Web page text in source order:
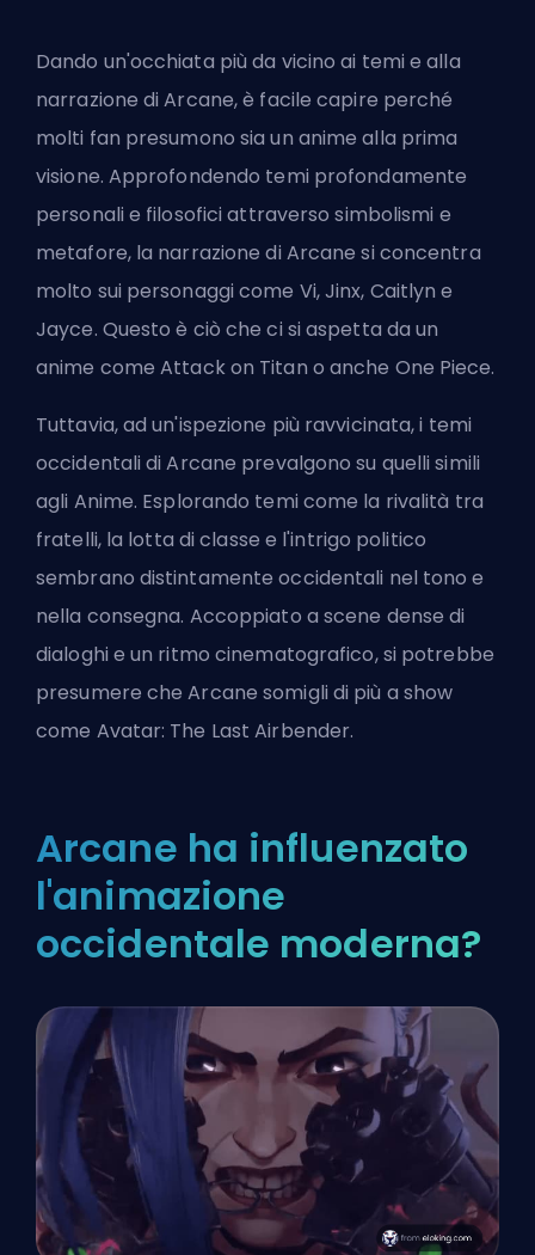
Dando un'occhiata più da vicino ai temi e alla
narrazione di Arcane, è facile capire perché
molti fan presumono sia un anime alla prima
visione. Approfondendo temi profondamente
personali e filosofici attraverso simbolismi e
metafore, la narrazione di Arcane si concentra
molto sui personaggi come Vi, Jinx, Caitlyn e
Jayce. Questo è ciò che ci si aspetta da un
anime come Attack on Titan o anche One Piece.
Tuttavia, ad un'ispezione più ravvicinata, i temi
occidentali di Arcane prevalgono su quelli simili
agli Anime. Esplorando temi come la rivalità tra
fratelli, la lotta di classe e l'intrigo politico
sembrano distintamente occidentali nel tono e
nella consegna. Accoppiato a scene dense di
dialoghi e un ritmo cinematografico, si potrebbe
presumere che Arcane somigli di più a show
come Avatar: The Last Airbender.
Arcane ha influenzato
l'animazione
occidentale moderna?